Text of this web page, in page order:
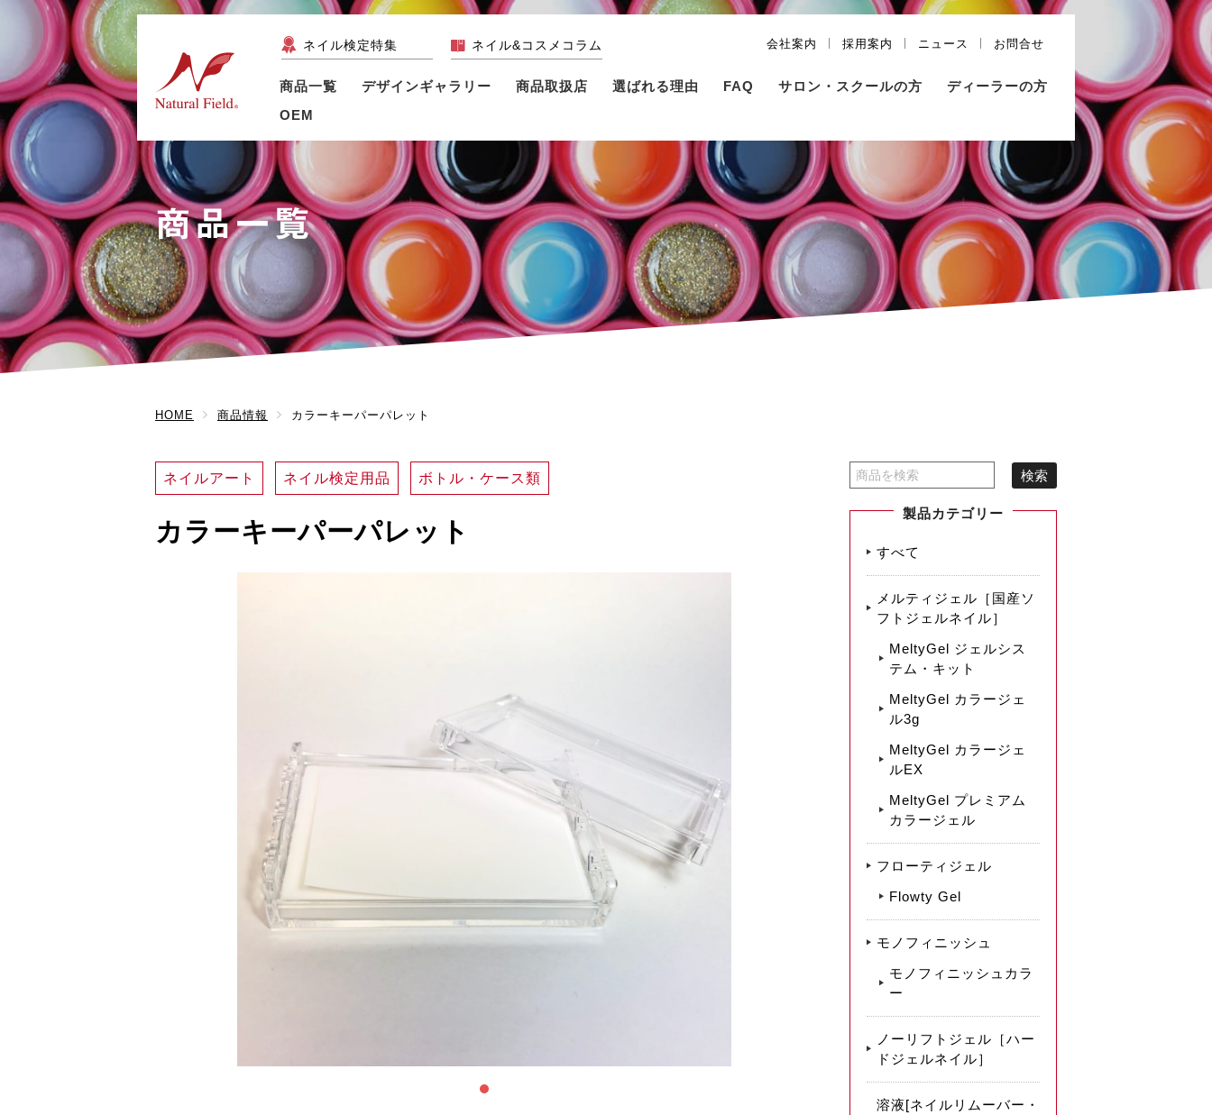
ネイル検定特集 ネイル&コスメコラム 会社案内 採用案内 ニュース お問合せ
商品一覧 デザインギャラリー 商品取扱店 選ばれる理由 FAQ サロン・スクールの方
ディーラーの方
OEM
商品一覧
HOME 商品情報 カラーキーパーパレット
ネイルアート ネイル検定用品 ボトル・ケース類
カラーキーパーパレット
製品カテゴリー
すべて
メルティジェル［国産ソ
フトジェルネイル］
MeltyGel ジェルシス
テム・キット
MeltyGel カラージェ
ル3g
MeltyGel カラージェ
ルEX
MeltyGel プレミアム
カラージェル
フローティジェル
Flowty Gel
モノフィニッシュ
モノフィニッシュカラ
ー
ノーリフトジェル［ハー
ドジェルネイル］
溶液[ネイルリムーバー・